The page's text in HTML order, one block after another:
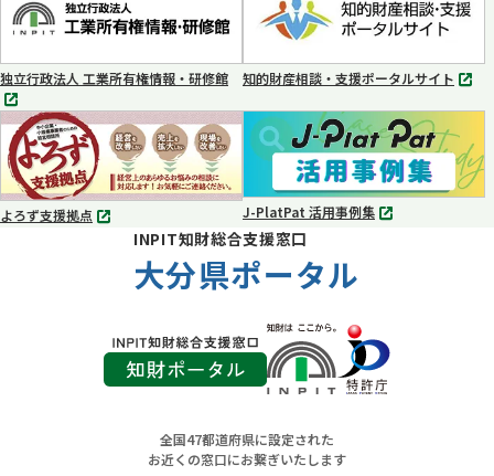
ブ
で
く
ブ
で
開
く
独立行政法人 工業所有権情報・研修館
別
タ
ブ
で
知的財産相談・支援ポータルサイト
別
タ
開
く
よろず支援拠点
別
J-PlatPat 活用事例集
別
INPIT知財総合支援窓口
大分県ポータル
全国47都道府県に設定された
お近くの窓口にお繋ぎいたします